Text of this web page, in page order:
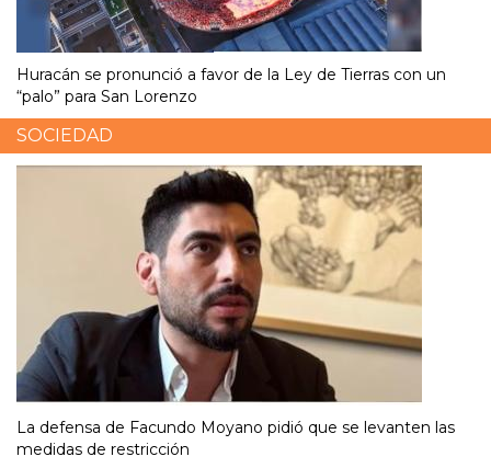
Huracán se pronunció a favor de la Ley de Tierras con un
“palo” para San Lorenzo
SOCIEDAD
La defensa de Facundo Moyano pidió que se levanten las
medidas de restricción